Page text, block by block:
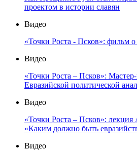
проектом в истории славян
Видео
«Точки Роста - Псков»: фильм
Видео
«Точки Роста – Псков»:
Евразийской политической
Видео
«Точки Роста – Псков»: лекция
«Каким должно быть
Видео